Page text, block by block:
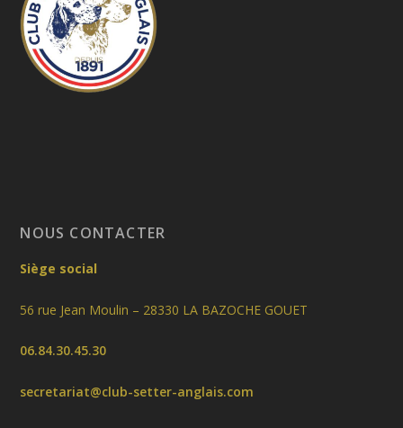
NOUS CONTACTER
Siège social
56 rue Jean Moulin – 28330 LA BAZOCHE GOUET
06.84.30.45.30
secretariat@club-setter-anglais.com